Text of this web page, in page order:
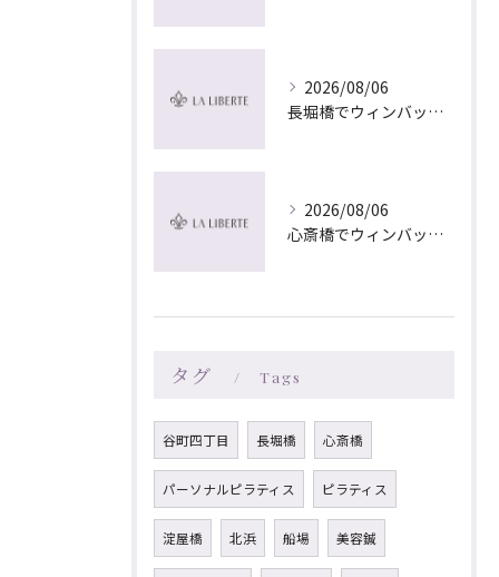
2026/08/06
長堀橋でウィンバック×マッサージ｜LA LIBERTE
2026/08/06
心斎橋でウィンバック×マッサージ｜LA LIBERTE
タグ Tags
谷町四丁目 長堀橋 心斎橋
パーソナルピラティス ピラティス
淀屋橋 北浜 船場 美容鍼